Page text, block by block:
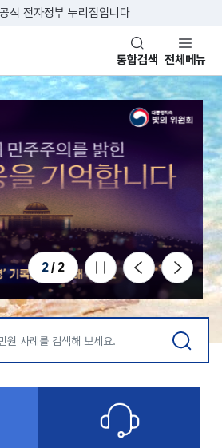
식 전자정부 누리집입니다
운영하는 국민신문고
통합검색 전체메뉴
2/ 2